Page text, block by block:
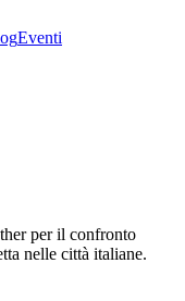
Eventi
per il confronto
nelle città italiane.